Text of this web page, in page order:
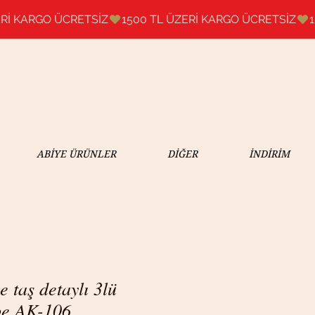
ABİYE ÜRÜNLER DİĞER İNDİRİM
taş detaylı 3lü
AK-106